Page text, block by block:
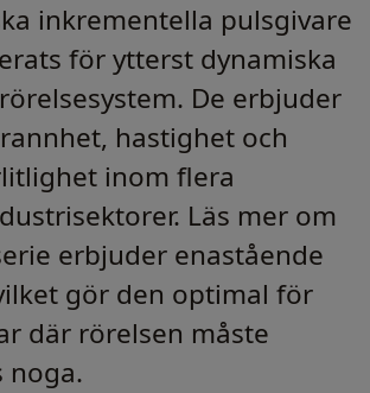
inkrementella pulsgivare
för ytterst dynamiska
De erbjuder
hastighet och
inom flera
Läs mer om
erbjuder enastående
gör den optimal för
där rörelsen måste
noga.